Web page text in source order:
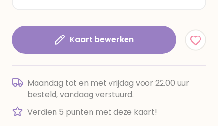
Kaart bewerken
Maandag tot en met vrijdag voor 22.00 uur
besteld, vandaag verstuurd.
Verdien 5 punten met deze kaart!